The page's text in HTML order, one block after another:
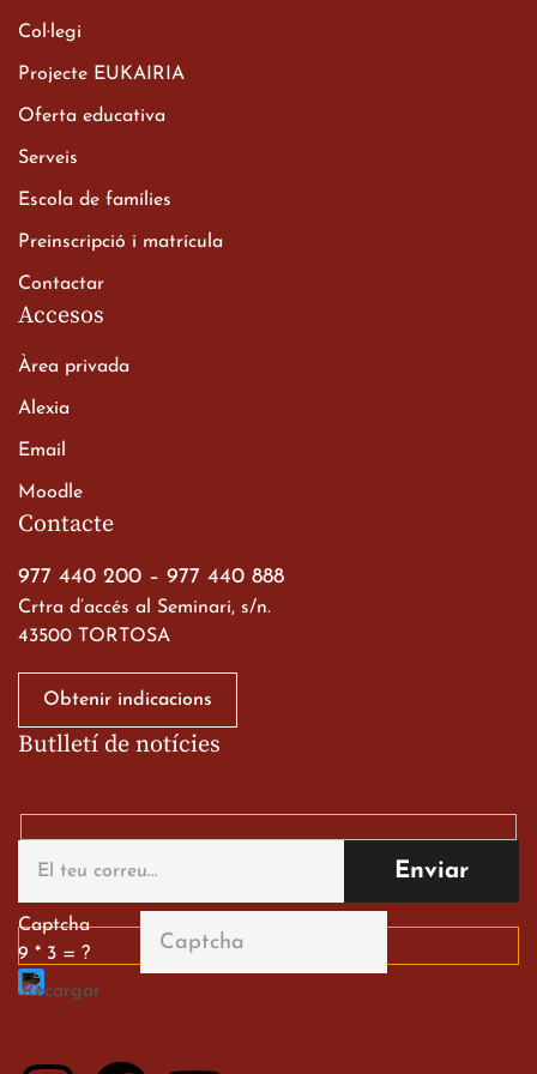
Contacte
977 440 200 – 977 440 888
Crtra d’accés al Seminari, s/n.
43500 TORTOSA
Obtenir indicacions
Col·legi
Projecte EUKAIRIA
Oferta educativa
Serveis
Escola de famílies
Preinscripció i matrícula
Contactar
Accesos
Àrea privada
Alexia
Email
Moodle
Butlletí de notícies
Captcha
9 * 3 = ?